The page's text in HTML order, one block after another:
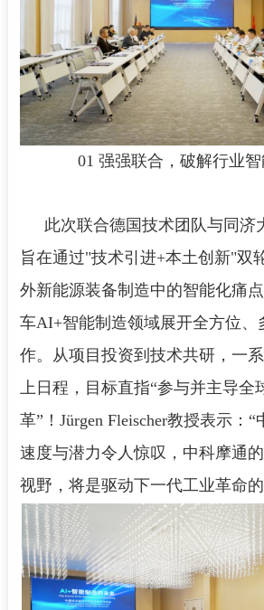
01 强强联合，破解行业
此次联合德国技术团队与同济
旨在通过"技术引进+本土创新"双
外新能源装备制造中的智能化痛
车AI+智能制造领域展开全方位、
作。从项目投资到技术共研，一
上日程，目标直指“参与并主导全
革”！Jürgen Fleischer教授表示：
速度与潜力令人惊叹，中科摩通
视野，将是驱动下一代工业革命